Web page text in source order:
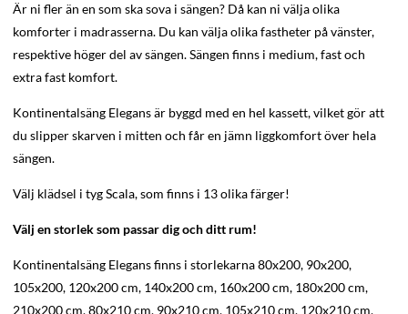
Är ni fler än en som ska sova i sängen? Då kan ni välja olika
komforter i madrasserna. Du kan välja olika fastheter på vänster,
respektive höger del av sängen. Sängen finns i medium, fast och
extra fast komfort.
Kontinentalsäng Elegans är byggd med en hel kassett, vilket gör att
du slipper skarven i mitten och får en jämn liggkomfort över hela
sängen.
Välj klädsel i tyg Scala, som finns i 13 olika färger!
Välj en storlek som passar dig och ditt rum!
Kontinentalsäng Elegans finns i storlekarna 80x200, 90x200,
105x200, 120x200 cm, 140x200 cm, 160x200 cm, 180x200 cm,
210x200 cm, 80x210 cm, 90x210 cm, 105x210 cm, 120x210 cm,